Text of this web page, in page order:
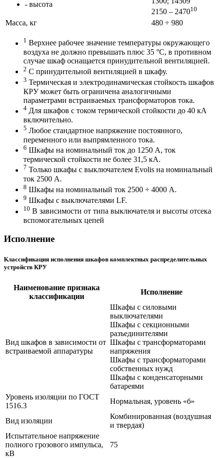
- высота
2150 – 247010
Масса, кг 480 ÷ 980
1 Верхнее рабочее значение температуры окружающего
воздуха не должно превышать плюс 35 °С, в противном
случае шкаф оснащается принудительной вентиляцией.
2 С принудительной вентиляцией в шкафу.
3 Термическая и электродинамическая стойкость шкафов
КРУ может быть ограничена аналогичными
параметрами встраиваемых трансформаторов тока.
4 Для шкафов с током термической стойкости до 40 кА
включительно.
5 Любое стандартное напряжение постоянного,
переменного или выпрямленного тока.
6 Шкафы на номинальный ток до 1250 А, ток
термической стойкости не более 31,5 кА.
7 Только шкафы с выключателем Evolis на номинальный
ток 2500 А.
8 Шкафы на номинальный ток 2500 ÷ 4000 А.
9 Шкафы с выключателями LF.
10 В зависимости от типа выключателя и высоты отсека
вспомогательных цепей
Исполнение
Классификация исполнения шкафов комплектных распределительных
устройств КРУ
Наименование признака
классификации
Исполнение
Вид шкафов в зависимости от
встраиваемой аппаратуры
Шкафы с силовыми
выключателями
Шкафы с секционными
разъединителями
Шкафы с трансформаторами
напряжения
Шкафы с трансформаторами
собственных нужд
Шкафы с конденсаторными
батареями
Уровень изоляции по ГОСТ
1516.3
Нормальная, уровень «б»
Вид изоляции
Комбинированная (воздушная
и твердая)
Испытательное напряжение
полного грозового импульса,
кВ
75